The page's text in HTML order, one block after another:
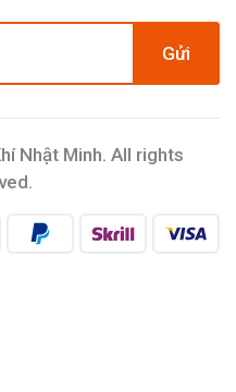
Gửi
Nhật Minh. All rights